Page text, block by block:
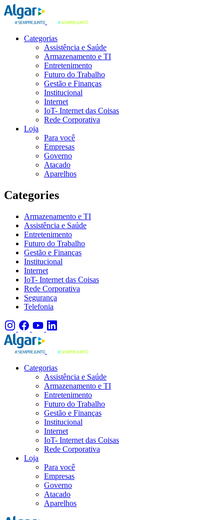
Categorias
Assistência e Saúde
Armazenamento e TI
Entretenimento
Futuro do Trabalho
Gestão e Finanças
Institucional
Internet
IoT- Internet das Coisas
Rede Corporativa
Loja
Para você
Empresas
Governo
Atacado
Aparelhos
Categories
Armazenamento e TI
Assistência e Saúde
Entretenimento
Futuro do Trabalho
Gestão e Finanças
Institucional
Internet
IoT- Internet das Coisas
Rede Corporativa
Segurança
Telefonia
Categorias
Assistência e Saúde
Armazenamento e TI
Entretenimento
Futuro do Trabalho
Gestão e Finanças
Institucional
Internet
IoT- Internet das Coisas
Rede Corporativa
Loja
Para você
Empresas
Governo
Atacado
Aparelhos